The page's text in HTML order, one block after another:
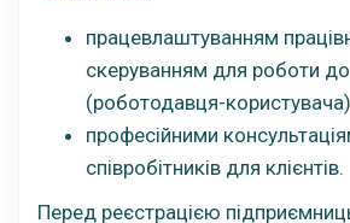
працевлаштуванням
скеруванням для роботи до
(роботодавця-користувача)
професійними
співробітників для клієнтів.
Перед реєстрацією